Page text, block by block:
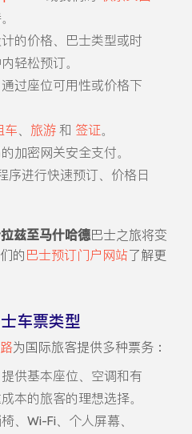
的价格、巴士类型或时
轻松预订。
过座位可用性或价格下
车 旅游和 签证。
加密网关安全支付。
序进行快速预订、价格日
兹至马什哈德巴士之旅将变
的 巴士预订门户网站了解更
车票类型
为国际旅客提供多种票务：
提供基本座位、空调和有
本的旅客的理想选择。
、Wi-Fi、个人屏幕、